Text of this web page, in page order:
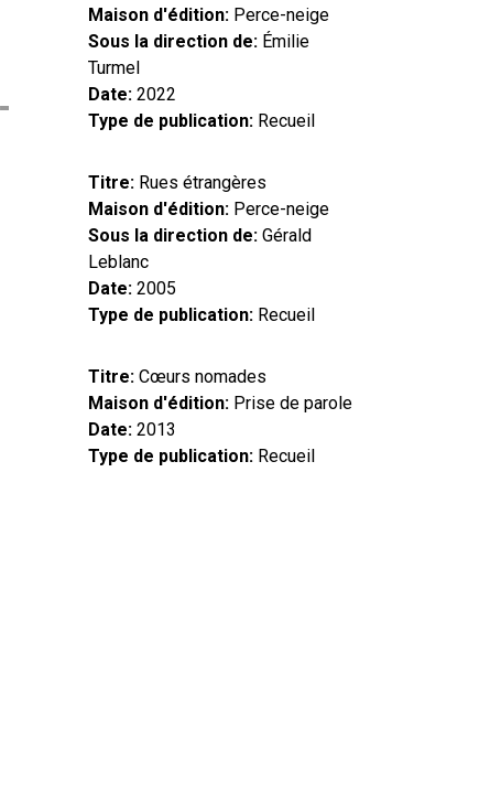
Maison d'édition Perce-neige
Sous la direction de Émilie
Turmel
Date 2022
Type de publication Recueil
Titre Rues étrangères
Maison d'édition Perce-neige
Sous la direction de Gérald
Leblanc
Date 2005
Type de publication Recueil
Titre Cœurs nomades
Maison d'édition Prise de parole
Date 2013
Type de publication Recueil